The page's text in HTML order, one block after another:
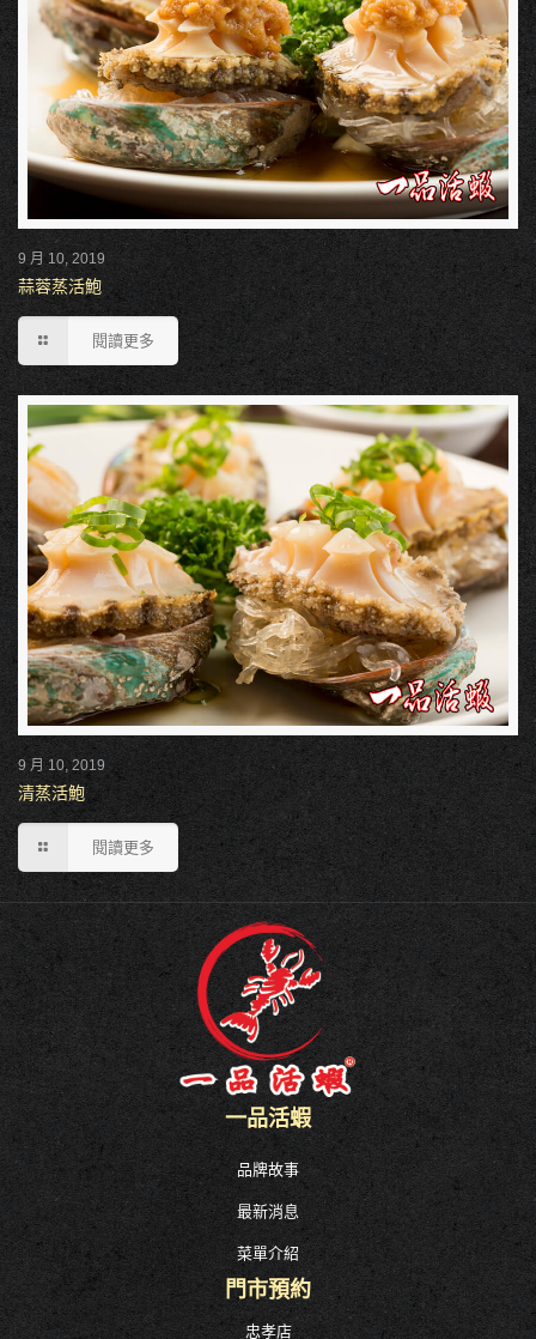
9 月 10, 2019
蒜蓉蒸活鮑
閱讀更多
9 月 10, 2019
清蒸活鮑
閱讀更多
一品活蝦
品牌故事
最新消息
菜單介紹
門市預約
忠孝店